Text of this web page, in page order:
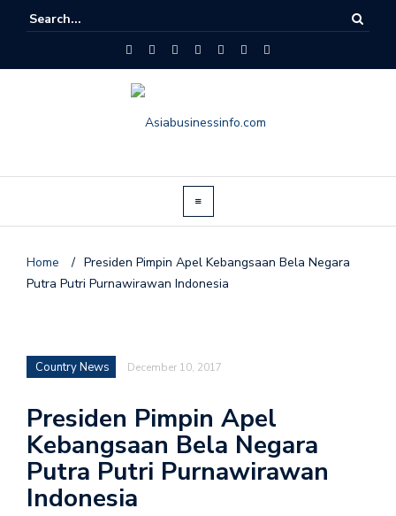
Home / Presiden Pimpin Apel Kebangsaan Bela Negara
Putra Putri Purnawirawan Indonesia
Country News December 10, 2017
Presiden Pimpin Apel
Kebangsaan Bela Negara
Putra Putri Purnawirawan
Indonesia